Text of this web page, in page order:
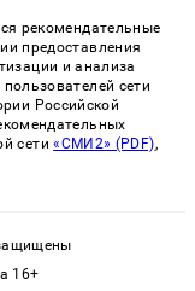
рекомендательные
предоставления
и анализа
сети
Российской
сети«СМИ2» (PDF),
16+